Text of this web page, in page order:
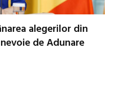
alegerilor din
de Adunare